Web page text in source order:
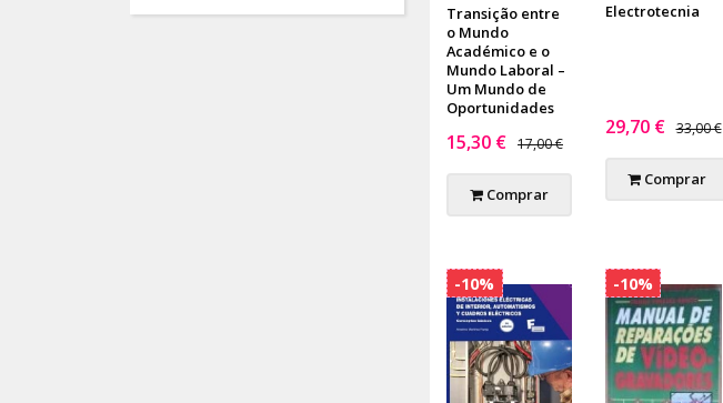
Transição entre
o Mundo
Académico e o
Mundo Laboral –
Um Mundo de
Oportunidades
15,30 € 17,00 €
Comprar
Electrotecnia
29,70 € 33,00 €
Comprar
-10% -10%